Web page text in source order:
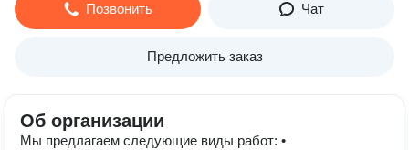
Позвонить Чат
Предложить заказ
Об организации
Мы предлагаем следующие виды работ: •